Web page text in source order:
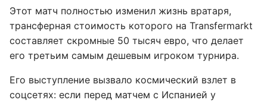
Этот матч полностью изменил жизнь вратаря,
трансферная стоимость которого на Transfermarkt
составляет скромные 50 тысяч евро, что делает
его третьим самым дешевым игроком турнира.
Его выступление вызвало космический взлет в
соцсетях: если перед матчем с Испанией у